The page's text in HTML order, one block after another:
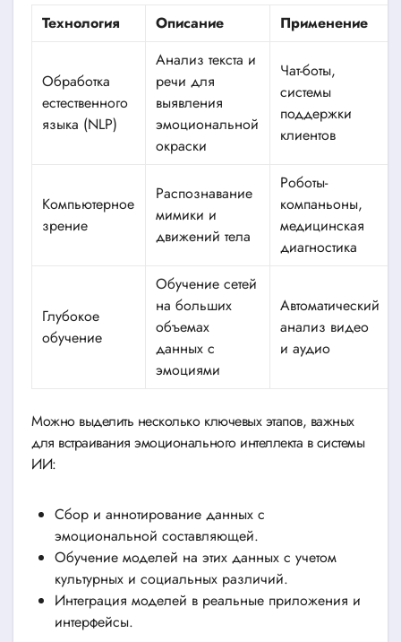
Технология Описание Применение
Обработка
естественного
языка (NLP)
Анализ текста и
речи для
выявления
эмоциональной
окраски
Чат-боты,
системы
поддержки
клиентов
Компьютерное
зрение
Распознавание
мимики и
движений тела
Роботы-
компаньоны,
медицинская
диагностика
Глубокое
обучение
Обучение сетей
на больших
объемах
данных с
эмоциями
Автоматический
анализ видео
и аудио
Можно выделить несколько ключевых этапов, важных
для встраивания эмоционального интеллекта в системы
ИИ:
Сбор и аннотирование данных с
эмоциональной составляющей.
Обучение моделей на этих данных с учетом
культурных и социальных различий.
Интеграция моделей в реальные приложения и
интерфейсы.